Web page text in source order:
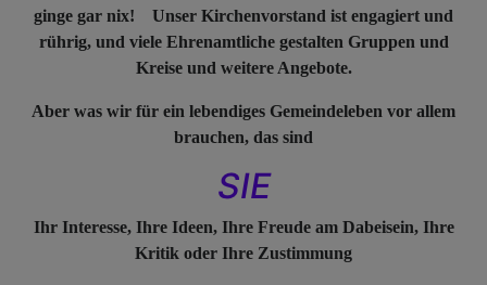
ginge gar nix! Unser Kirchenvorstand ist engagiert und
rührig, und viele Ehrenamtliche gestalten Gruppen und
Kreise und weitere Angebote.
Aber was wir für ein lebendiges Gemeindeleben vor allem
brauchen, das sind
SIE
Ihr Interesse, Ihre Ideen, Ihre Freude am Dabeisein, Ihre
Kritik oder Ihre Zustimmung